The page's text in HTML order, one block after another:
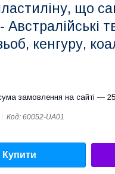
що
Австралійські
кенгуру,
замовлення на сайті —
Код: 60052-UA01
Купити